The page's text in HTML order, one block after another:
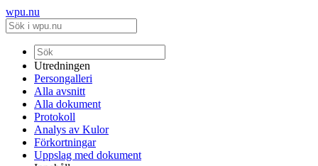
wpu.nu
Utredningen
Persongalleri
Alla avsnitt
Alla dokument
Protokoll
Analys av Kulor
Förkortningar
Uppslag med dokument